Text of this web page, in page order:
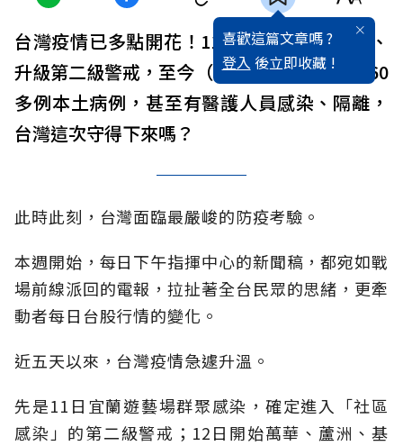
喜歡這篇文章嗎 ?
登入 後立即收藏 !
台灣疫情已多點開花！11日才進入社區感染、
升級第二級警戒，至今（14）短短4天已爆出60
多例本土病例，甚至有醫護人員感染、隔離，
台灣這次守得下來嗎？
此時此刻，台灣面臨最嚴峻的防疫考驗。
本週開始，每日下午指揮中心的新聞稿，都宛如戰
場前線派回的電報，拉扯著全台民眾的思緒，更牽
動者每日台股行情的變化。
近五天以來，台灣疫情急遽升溫。
先是11日宜蘭遊藝場群聚感染，確定進入「社區
感染」的第二級警戒；12日開始萬華、蘆洲、基